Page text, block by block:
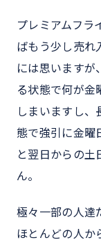
プレミアムフラ
ばもう少し売れ
には思いますが
る状態で何が金
しまいますし、
態で強引に金曜
と翌日からの土
ん。
極々一部の人達
ほとんどの人か